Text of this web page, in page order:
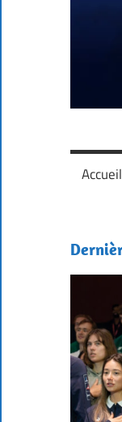
Squash
et
7j/7
Accueil